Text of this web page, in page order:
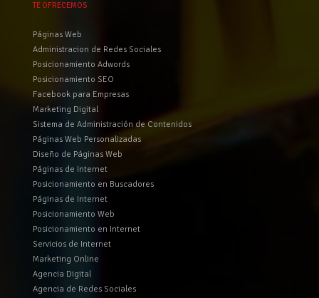
TE OFRECEMOS
Páginas Web
Administracion de Redes Sociales
Posicionamiento Adwords
Posicionamiento SEO
Facebook para Empresas
Marketing Digital
Sistema de Administración de Contenidos
Páginas Web Personalizadas
Diseño de Páginas Web
Páginas de Internet
Posicionamiento en Buscadores
Páginas de Internet
Posicionamiento Web
Posicionamiento en Internet
Servicios de Internet
Marketing Online
Agencia Digital
Agencia de Redes Sociales